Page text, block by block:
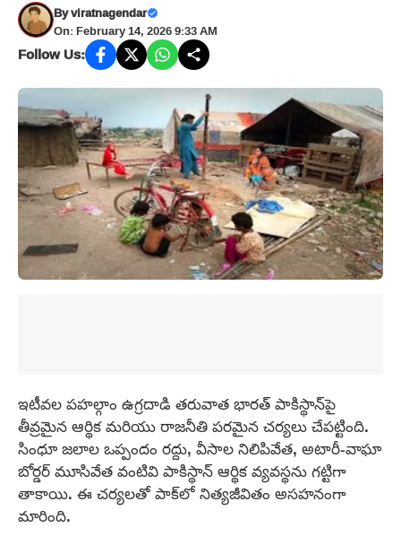
Byviratnagendar
On: February 14, 2026 9:33 AM
Follow Us:
ఇటీవల పహల్గాం ఉగ్రదాడి తరువాత భారత్‌ పాకిస్థాన్‌పై
తీవ్రమైన ఆర్థిక మరియు రాజనీతి పరమైన చర్యలు చేపట్టింది.
సింధూ జలాల ఒప్పందం రద్దు, వీసాల నిలిపివేత, అటారీ-వాఘా
బోర్డర్‌ మూసివేత వంటివి పాకిస్థాన్ ఆర్థిక వ్యవస్థను గట్టిగా
తాకాయి. ఈ చర్యలతో పాక్‌లో నిత్యజీవితం అసహనంగా
మారింది.